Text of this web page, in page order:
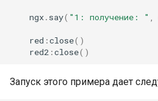
ngx. say( "1: получение: "
red :close()
red2 :close()
Запуск этого примера дает